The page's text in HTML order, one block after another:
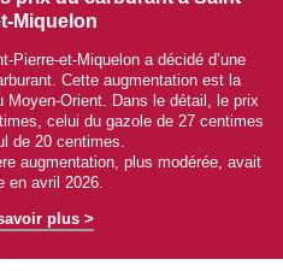
Miquelon
Pierre-et-Miquelon a décidé d’une
Cette augmentation est la
Orient. Dans le détail, le prix
celui du gazole de 27 centimes
de 20 centimes.
augmentation, plus modérée, avait
en avril 2026.
plus >